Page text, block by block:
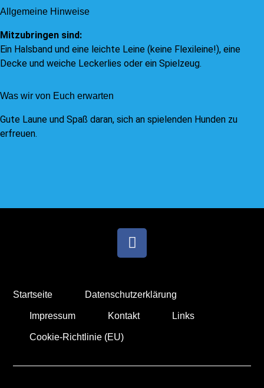
Allgemeine Hinweise
Mitzubringen sind:
Ein Halsband und eine leichte Leine (keine Flexileine!), eine
Decke und weiche Leckerlies oder ein Spielzeug.
Was wir von Euch erwarten
Gute Laune und Spaß daran, sich an spielenden Hunden zu
erfreuen.
Startseite Datenschutzerklärung
Impressum Kontakt Links
Cookie-Richtlinie (EU)